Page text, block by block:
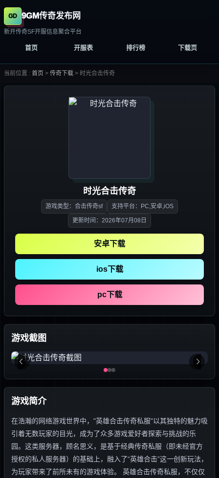
9GM传奇发布网
新开传奇SF开服信息聚合平台
首页 开服表 排行榜 下载页
当前位置 : 首页 > 传奇下载 > 时光合击传奇
时光合击传奇
游戏类型：合击传奇sf 支持平台：PC,安卓,iOS
更新时间：2026年07月08日
安卓下载
ios下载
pc下载
游戏截图
游戏简介
在浩瀚的网络游戏世界中，"英雄合击传奇私服"以其独特的魅力吸
引着无数玩家的目光，成为了众多游戏爱好者探索与挑战的乐
园。这类服务器，顾名思义，是基于经典传奇私服（即未经官方
授权的私人服务器）的基础上，融入了“英雄合击”这一创新玩法，
为玩家带来了前所未有的游戏体验。 英雄合击传奇私服，不仅仅